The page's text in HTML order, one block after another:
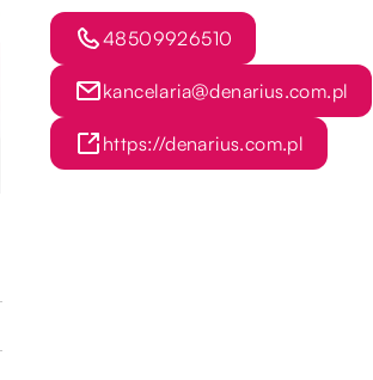
48509926510
kancelaria@denarius.com.pl
https://denarius.com.pl